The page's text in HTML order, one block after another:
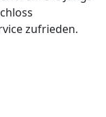
zufrieden.